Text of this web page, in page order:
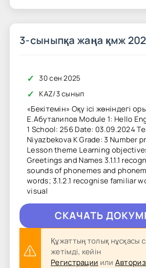
3-сыныпқа жаңа қмж
✓ 30 сен 2025
✓ KAZ/3 сынып
«Бекітемін» Оқу ісі жөніндегі
Е.Абуталипов Module 1: Hello
1 School: 256 Date: 03.09.2024
Niyazbekova K Grade: 3 Number
Lesson theme Learning
Greetings and Names 3.1.1.1
sounds of phonemes and
words; 3.1.2.1 recognise familiar
visual
CКAЧAТЬ
Құжаттың толық нұсқасы
жетімді, кейін
Регистрации или